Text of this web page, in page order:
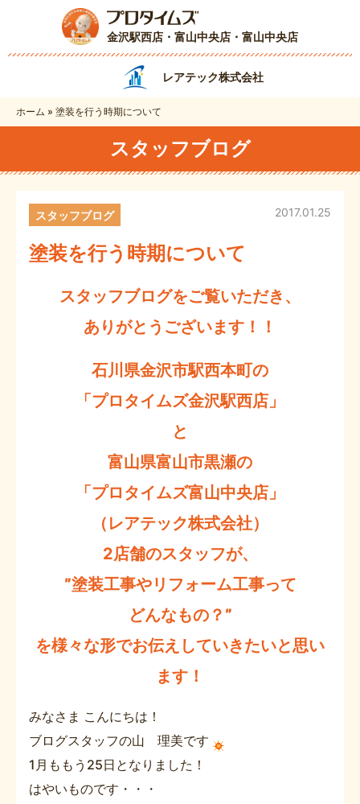
金沢駅西店・富山中央店 ・富山中央店
レアテック株式会社
ホーム » 塗装を行う時期について
スタッフブログ
塗装を行う時期について
2017.01.25
スタッフブログ
スタッフブログをご覧いただき、
ありがとうございます！！
石川県金沢市駅西本町の
「プロタイムズ金沢駅西店」
と
富山県富山市黒瀬の
「プロタイムズ富山中央店」
（レアテック株式会社）
2店舗のスタッフが、
”塗装工事やリフォーム工事って
どんなもの？”
を様々な形でお伝えしていきたいと思い
ます！
みなさま こんにちは！
ブログスタッフの山 理美です
1月ももう25日となりました！
はやいものです・・・